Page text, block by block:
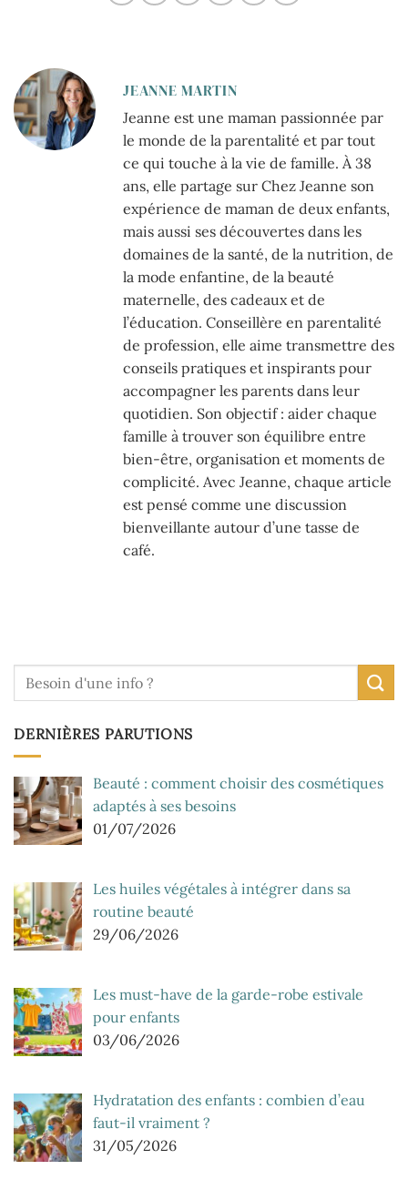
JEANNE MARTIN
Jeanne est une maman passionnée par
le monde de la parentalité et par tout
ce qui touche à la vie de famille. À 38
ans, elle partage sur Chez Jeanne son
expérience de maman de deux enfants,
mais aussi ses découvertes dans les
domaines de la santé, de la nutrition, de
la mode enfantine, de la beauté
maternelle, des cadeaux et de
l’éducation. Conseillère en parentalité
de profession, elle aime transmettre des
conseils pratiques et inspirants pour
accompagner les parents dans leur
quotidien. Son objectif : aider chaque
famille à trouver son équilibre entre
bien-être, organisation et moments de
complicité. Avec Jeanne, chaque article
est pensé comme une discussion
bienveillante autour d’une tasse de
café.
DERNIÈRES PARUTIONS
Beauté : comment choisir des cosmétiques
adaptés à ses besoins
01/07/2026
Les huiles végétales à intégrer dans sa
routine beauté
29/06/2026
Les must-have de la garde-robe estivale
pour enfants
03/06/2026
Hydratation des enfants : combien d’eau
faut-il vraiment ?
31/05/2026